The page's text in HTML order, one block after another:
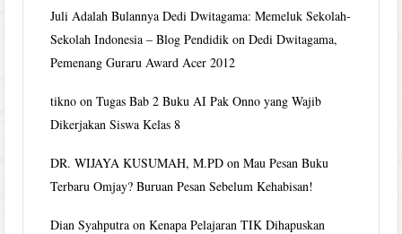
Juli Adalah Bulannya Dedi Dwitagama: Memeluk Sekolah-
Sekolah Indonesia – Blog Pendidik onDedi Dwitagama,
Pemenang Guraru Award Acer 2012
tikno onTugas Bab 2 Buku AI Pak Onno yang Wajib
Dikerjakan Siswa Kelas 8
DR. WIJAYA KUSUMAH, M.PD onMau Pesan Buku
Terbaru Omjay? Buruan Pesan Sebelum Kehabisan!
Dian Syahputra onKenapa Pelajaran TIK Dihapuskan